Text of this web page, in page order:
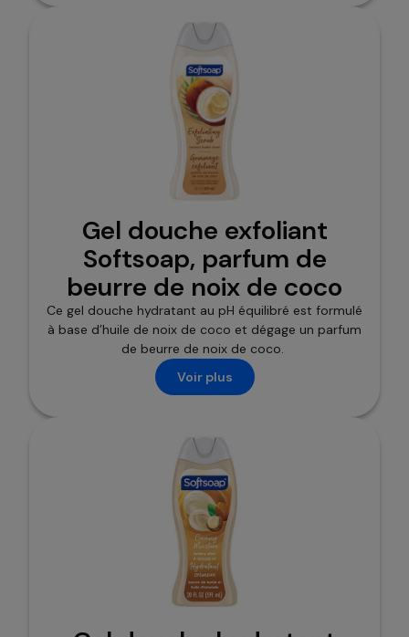
Gel douche exfoliant
Softsoap, parfum de
beurre de noix de coco
Ce gel douche hydratant au pH équilibré est formulé
à base d’huile de noix de coco et dégage un parfum
de beurre de noix de coco.
Voir plus